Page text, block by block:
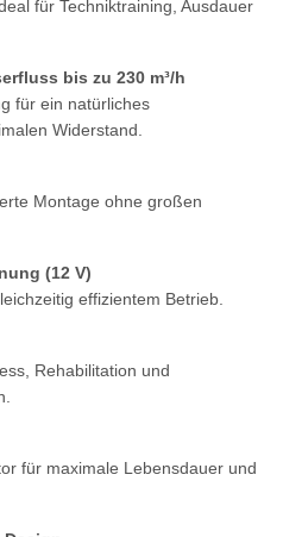
für Techniktraining, Ausdauer
bis zu 230 m³/h
für ein natürliches
Widerstand.
Montage ohne großen
(12 V)
effizientem Betrieb.
Rehabilitation und
für maximale Lebensdauer und